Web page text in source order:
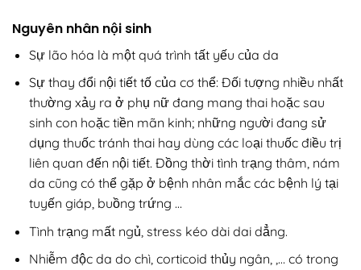
Nguyên nhân nội sinh
Sự lão hóa là một quá trình tất yếu của da
Sự thay đổi nội tiết tố của cơ thể: Đối tượng nhiều nhất
thường xảy ra ở phụ nữ đang mang thai hoặc sau
sinh con hoặc tiền mãn kinh; những người đang sử
dụng thuốc tránh thai hay dùng các loại thuốc điều trị
liên quan đến nội tiết. Đồng thời tình trạng thâm, nám
da cũng có thể gặp ở bệnh nhân mắc các bệnh lý tại
tuyến giáp, buồng trứng …
Tình trạng mất ngủ, stress kéo dài dai dẳng.
Nhiễm độc da do chì, corticoid thủy ngân, ,… có trong